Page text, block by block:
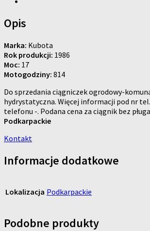
Opis
Marka: Kubota
Rok produkcji: 1986
Moc: 17
Motogodziny: 814
Do sprzedania ciągniczek ogrodowy-
hydrystatyczna. Więcej informacji pod nr
telefonu -. Podana cena za ciągnik bez
Podkarpackie
Kontakt
Informacje dodatkowe
Lokalizacja Podkarpackie
Podobne produkty